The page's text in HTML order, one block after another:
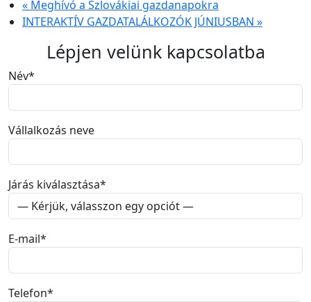
« Meghívó a Szlovákiai gazdanapokra
INTERAKTÍV GAZDATALÁLKOZÓK JÚNIUSBAN »
Lépjen velünk kapcsolatba
Név*
Vállalkozás neve
Járás kiválasztása*
E-mail*
Telefon*